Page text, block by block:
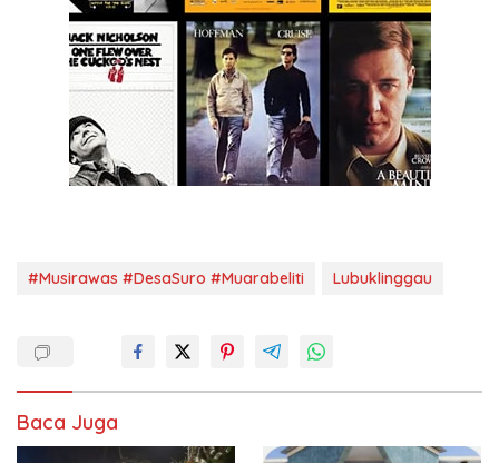
#Musirawas #DesaSuro #Muarabeliti Lubuklinggau
Baca Juga